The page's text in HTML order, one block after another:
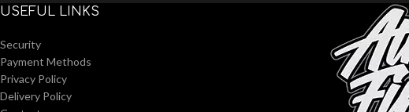
USEFUL LINKS
Security
Payment Methods
Privacy Policy
Delivery Policy